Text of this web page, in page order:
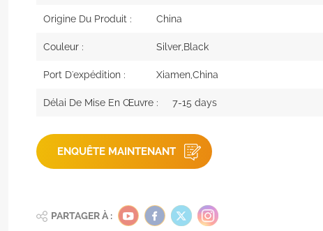
Origine Du Produit : China
Couleur : Silver,Black
Port D'expédition : Xiamen,China
Délai De Mise En Œuvre : 7-15 days
ENQUÊTE MAINTENANT
PARTAGER À :